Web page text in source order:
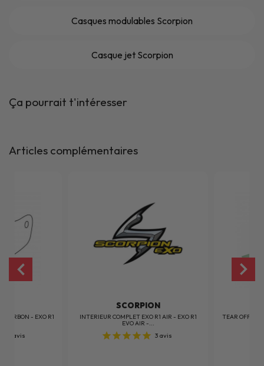
Casques modulables Scorpion
Casque jet Scorpion
Ça pourrait t'intéresser
Articles complémentaires
CARBON - EXO R1
avis
SCORPION
INTERIEUR COMPLET EXO R1 AIR - EXO R1
EVO AIR -...
3avis
TEAR OFF